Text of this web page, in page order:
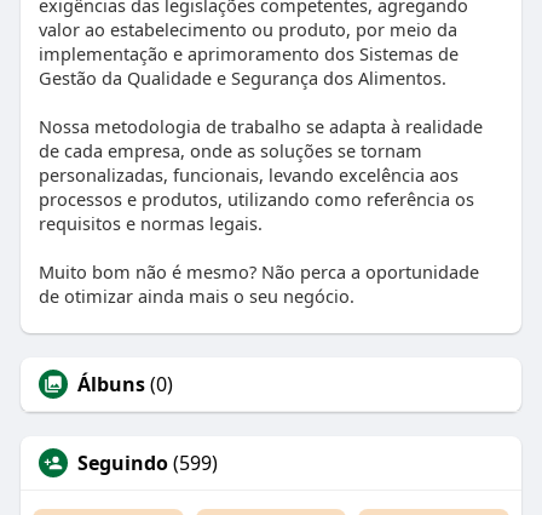
valor ao estabelecimento ou produto, por meio da
implementação e aprimoramento dos Sistemas de
Gestão da Qualidade e Segurança dos Alimentos.
Nossa metodologia de trabalho se adapta à realidade
de cada empresa, onde as soluções se tornam
personalizadas, funcionais, levando excelência aos
processos e produtos, utilizando como referência os
requisitos e normas legais.
Muito bom não é mesmo? Não perca a oportunidade
de otimizar ainda mais o seu negócio.
Álbuns(0)
Seguindo(599)